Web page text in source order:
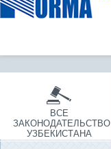
ВСЕ
ЗАКОНОДАТЕЛЬСТВО
УЗБЕКИСТАНА